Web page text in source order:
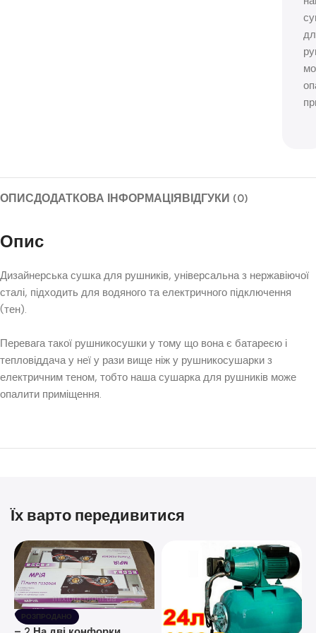
ОПИСДОДАТКОВА ІНФОРМАЦІЯВІДГУКИ (0)
Опис
Дизайнерська сушка для рушників, універсальна з нержавіючої
сталі, підходить для водяного та електричного підключення
(тен).
Перевага такої рушникосушки у тому що вона є батареєю і
тепловіддача у неї у рази вище ніж у рушникосушарки з
електричним теном, тобто наша сушарка для рушників може
опалити приміщення.
Їх варто передивитися
РОЗПРОДАНО